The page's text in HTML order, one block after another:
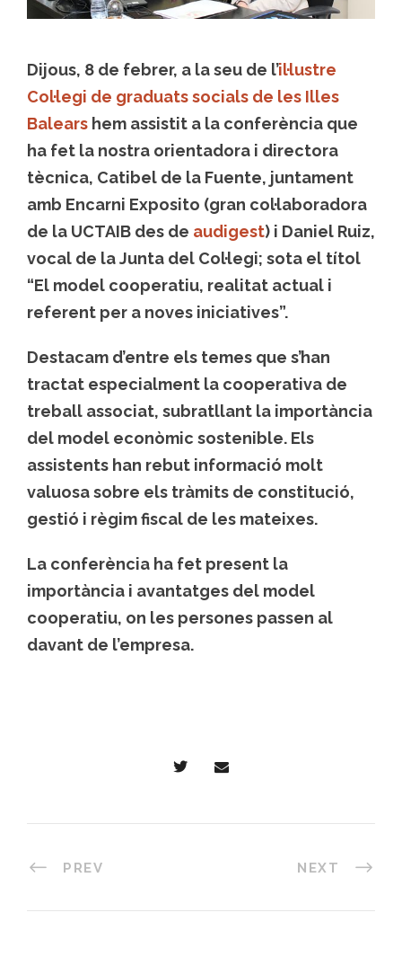
Dijous, 8 de febrer, a la seu de l’il·lustre
Col·legi de graduats socials de les Illes
Balears hem assistit a la conferència que
ha fet la nostra orientadora i directora
tècnica, Catibel de la Fuente, juntament
amb Encarni Exposito (gran col·laboradora
de la UCTAIB des de audigest) i Daniel Ruiz,
vocal de la Junta del Col·legi; sota el títol
“El model cooperatiu, realitat actual i
referent per a noves iniciatives”.
Destacam d’entre els temes que s’han
tractat especialment la cooperativa de
treball associat, subratllant la importància
del model econòmic sostenible. Els
assistents han rebut informació molt
valuosa sobre els tràmits de constitució,
gestió i règim fiscal de les mateixes.
La conferència ha fet present la
importància i avantatges del model
cooperatiu, on les persones passen al
davant de l’empresa.
PREV NEXT